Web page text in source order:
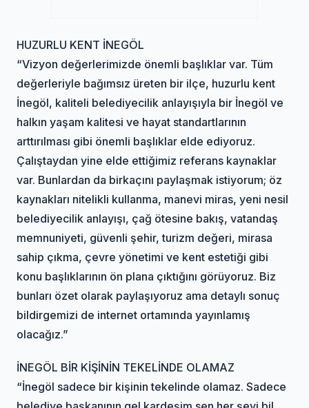
HUZURLU KENT İNEGÖL
“Vizyon değerlerimizde önemli başlıklar var. Tüm
değerleriyle bağımsız üreten bir ilçe, huzurlu kent
İnegöl, kaliteli belediyecilik anlayışıyla bir İnegöl ve
halkın yaşam kalitesi ve hayat standartlarının
arttırılması gibi önemli başlıklar elde ediyoruz.
Çalıştaydan yine elde ettiğimiz referans kaynaklar
var. Bunlardan da birkaçını paylaşmak istiyorum; öz
kaynakları nitelikli kullanma, manevi miras, yeni nesil
belediyecilik anlayışı, çağ ötesine bakış, vatandaş
memnuniyeti, güvenli şehir, turizm değeri, mirasa
sahip çıkma, çevre yönetimi ve kent estetiği gibi
konu başlıklarının ön plana çıktığını görüyoruz. Biz
bunları özet olarak paylaşıyoruz ama detaylı sonuç
bildirgemizi de internet ortamında yayınlamış
olacağız.”
İNEGÖL BİR KİŞİNİN TEKELİNDE OLAMAZ
“İnegöl sadece bir kişinin tekelinde olamaz. Sadece